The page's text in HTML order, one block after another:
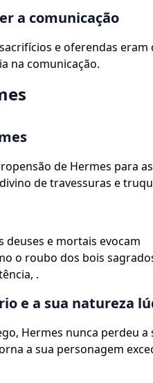
a comunicação
e oferendas eram
na comunicação.
de Hermes para as
de travessuras e
deuses e mortais evocam
o roubo dos bois
.
e a sua natureza
Hermes nunca perdeu a
a sua personagem